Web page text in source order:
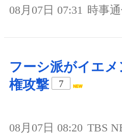
08月07日 07:31 時事
フーシ派がイエメ
権攻撃
7
08月07日 08:20 TBS